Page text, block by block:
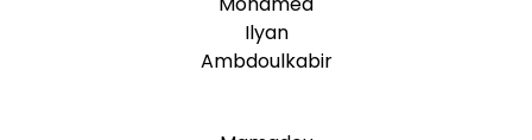
Ilyan
Ambdoulkabir